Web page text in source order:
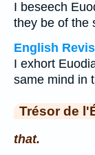
I beseech
they be of the
English
I exhort
same mind in
Trésor de
that.